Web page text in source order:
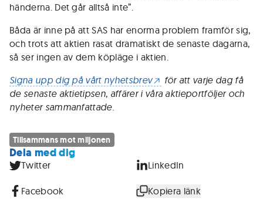
händerna. Det går alltså inte”.
Båda är inne på att SAS har enorma problem framför sig,
och trots att aktien rasat dramatiskt de senaste dagarna,
så ser ingen av dem köpläge i aktien.
Signa upp dig på vårt nyhetsbrev
för att varje dag få
de senaste aktietipsen, affärer i våra aktieportföljer och
nyheter sammanfattade.
Tillsammans mot miljonen
Dela med dig
Twitter LinkedIn
Facebook Kopiera länk